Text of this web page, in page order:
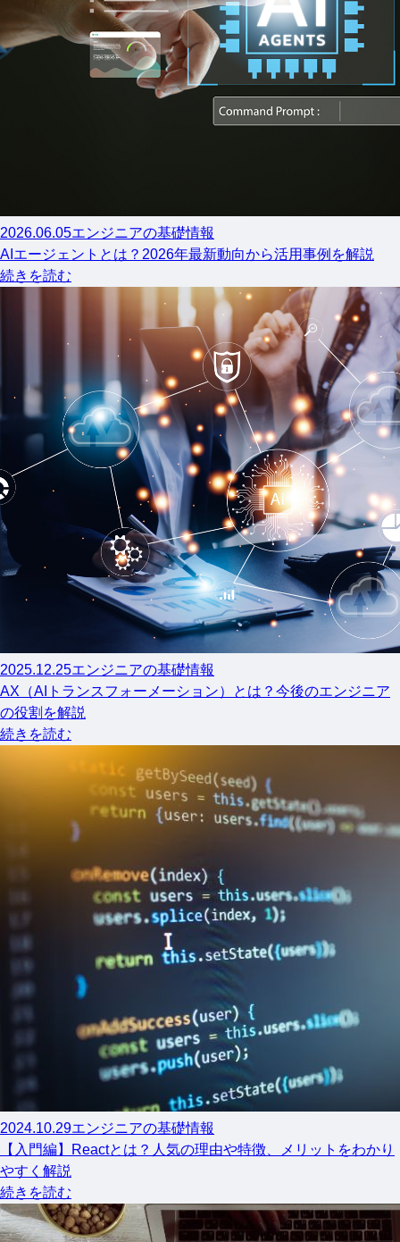
2026.06.05エンジニアの基礎情報
AIエージェントとは？2026年最新動向から活用事例を解説
続きを読む
2025.12.25エンジニアの基礎情報
AX（AIトランスフォーメーション）とは？今後のエンジニア
の役割を解説
続きを読む
2024.10.29エンジニアの基礎情報
【入門編】Reactとは？人気の理由や特徴、メリットをわかり
やすく解説
続きを読む